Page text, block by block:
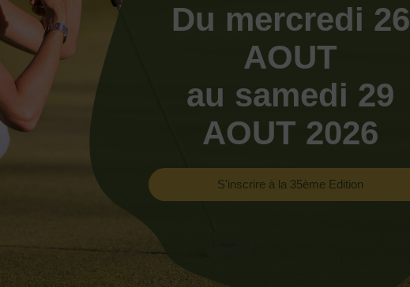
Du mercredi 26
AOUT
au samedi 29
AOUT 2026
S'inscrire à la 35ème Edition